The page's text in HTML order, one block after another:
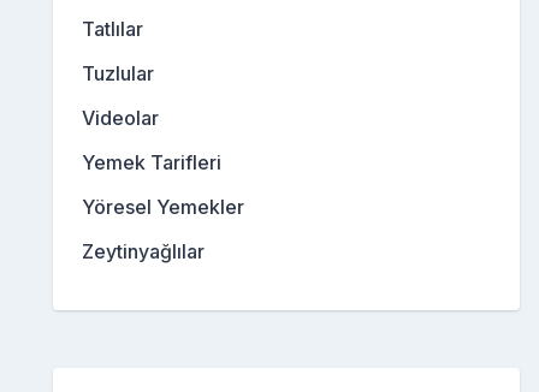
Tatlılar
Tuzlular
Videolar
Yemek Tarifleri
Yöresel Yemekler
Zeytinyağlılar